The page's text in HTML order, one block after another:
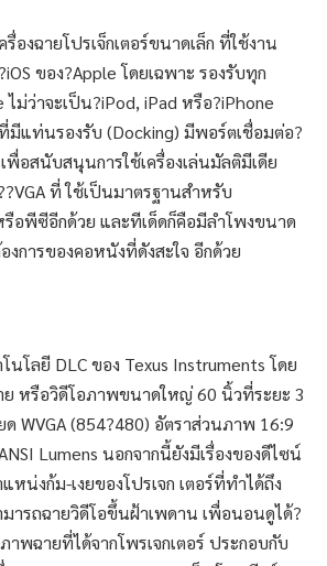
รื่องฉายโปรเจ็กเตอร์ขนาดเล็ก ที่ใช้งาน
ของ?Apple โดยเฉพาะ รองรับทุก
ม่ว่าจะเป็น?iPod, iPad หรือ?iPhone
มีแท่นรองรับ (Docking) มีพอร์ตเชื่อมต่อ?
พื่อสนับสนุนการใช้เครื่องเล่นมัลติมีเดีย
ที่ ใช้เป็นมาตรฐานสำหรับ
อพีซีอีกด้วย และทีเด็ดก็คือมีลำโพงขนาด
งการของคอหนังที่ดังสะใจ อีกด้วย
โนโลยี DLC ของ Texus Instruments โดย
หรือวิดีโอภาพขนาดใหญ่ 60 นิ้วที่ระยะ 3
ด WVGA (854?480) อัตราส่วนภาพ 16:9
Lumens นอกจากนี้ยังมีเรื่องของดีไซน์
น่งก้ม-เงยของโปรเจก เตอร์ที่ทำได้ถึง
ารถฉายวิดีโอขึ้นฝ้าเพดาน เพื่อนอนดูได้?
พฉายที่ได้จากโพรเจกเตอร์ ประกอบกับ